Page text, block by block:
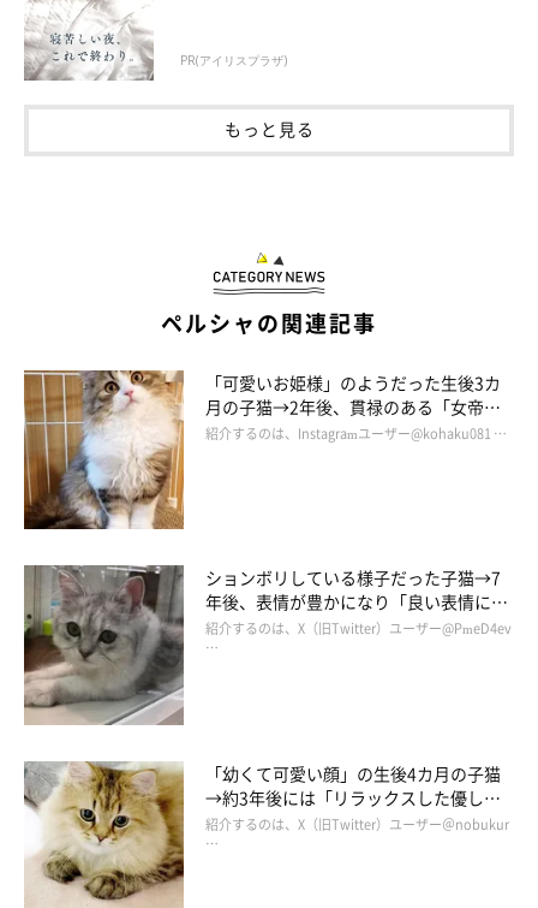
PR(アイリスプラザ)
もっと見る
ペルシャの関連記事
「可愛いお姫様」のようだった生後3カ
月の子猫→2年後、貫禄のある「女帝」
のような存在に！
紹介するのは、Instagramユーザー@kohaku081 …
ションボリしている様子だった子猫→7
年後、表情が豊かになり「良い表情にな
ったなぁ」と感慨深い気持ちに！
紹介するのは、X（旧Twitter）ユーザー@PmeD4ev
…
「幼くて可愛い顔」の生後4カ月の子猫
→約3年後には「リラックスした優しい
顔つき」に！ あどけない顔にキュンと
する
紹介するのは、X（旧Twitter）ユーザー＠nobukur
…